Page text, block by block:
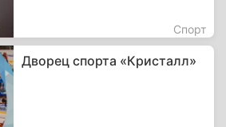
Спорт
Дворец спорта «Кристалл»